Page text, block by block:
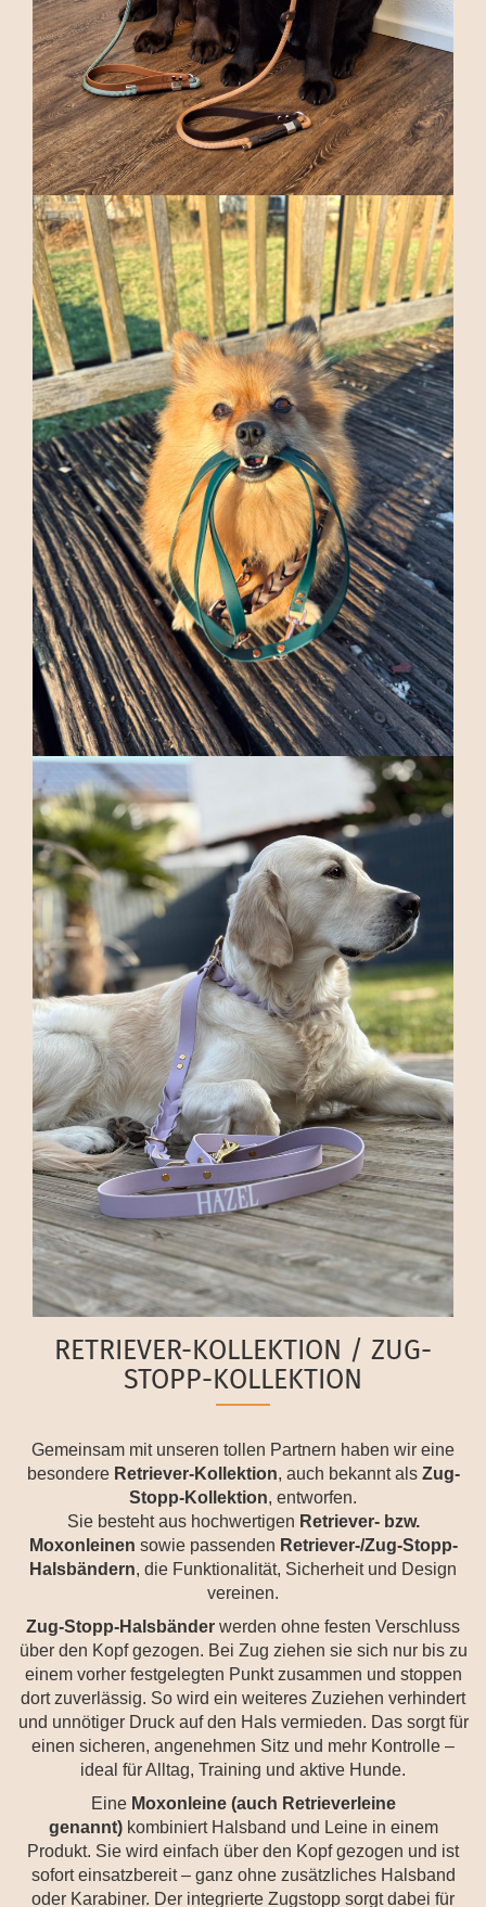
RETRIEVER-KOLLEKTION / ZUG-
STOPP-KOLLEKTION
Gemeinsam mit unseren tollen Partnern haben wir eine
besondere Retriever-Kollektion, auch bekannt als Zug-
Stopp-Kollektion, entworfen.
Sie besteht aus hochwertigen Retriever- bzw.
Moxonleinen sowie passenden Retriever-/Zug-Stopp-
Halsbändern, die Funktionalität, Sicherheit und Design
vereinen.
Zug-Stopp-Halsbänder werden ohne festen Verschluss
über den Kopf gezogen. Bei Zug ziehen sie sich nur bis zu
einem vorher festgelegten Punkt zusammen und stoppen
dort zuverlässig. So wird ein weiteres Zuziehen verhindert
und unnötiger Druck auf den Hals vermieden. Das sorgt für
einen sicheren, angenehmen Sitz und mehr Kontrolle –
ideal für Alltag, Training und aktive Hunde.
Eine Moxonleine (auch Retrieverleine
genannt)kombiniert Halsband und Leine in einem
Produkt. Sie wird einfach über den Kopf gezogen und ist
sofort einsatzbereit – ganz ohne zusätzliches Halsband
oder Karabiner. Der integrierte Zugstopp sorgt dabei für